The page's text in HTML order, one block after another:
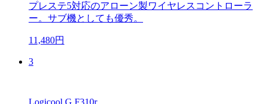
プレステ5対応のアローン製ワイヤレスコントローラ
ー。サブ機としても優秀。
11,480円
3
Logicool G F310r